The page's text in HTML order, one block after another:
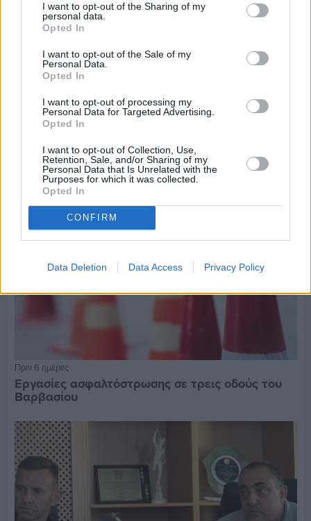
I want to opt-out of the Sharing of my
personal data.
Opted In
I want to opt-out of the Sale of my
Personal Data.
Opted In
I want to opt-out of processing my
Personal Data for Targeted Advertising.
Opted In
I want to opt-out of Collection, Use,
Retention, Sale, and/or Sharing of my
Personal Data that Is Unrelated with the
Purposes for which it was collected.
Opted In
CONFIRM
Data Deletion Data Access Privacy Policy
Τρίτος στη σφαιροβολία στη διεθνή συνάντηση
Ελλάδας–Κύπρου Κ18 ο Δημήτρης Τέλλιος
Πριν 6 ημέρες
Εργασίες ασφαλτόστρωσης σε τρεις οδούς του
Βαρβασίου